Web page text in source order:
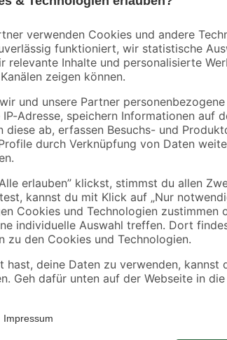
Akku-Bohrschrauber
'GSR 12V-15
Professional' mit 2
Akkus, Tasche und
Zubehörset
119,99 €
Abdeckplane
Polyethylen
transparent 4
1,29 € / Pack